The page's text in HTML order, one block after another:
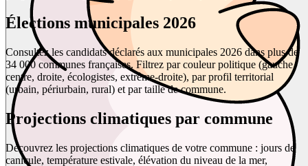
Élections municipales 2026
Consultez les candidats déclarés aux municipales 2026 dans plus de
34 000 communes françaises. Filtrez par couleur politique (gauche,
centre, droite, écologistes, extrême-droite), par profil territorial
(urbain, périurbain, rural) et par taille de commune.
Projections climatiques par commune
Découvrez les projections climatiques de votre commune : jours de
canicule, température estivale, élévation du niveau de la mer,